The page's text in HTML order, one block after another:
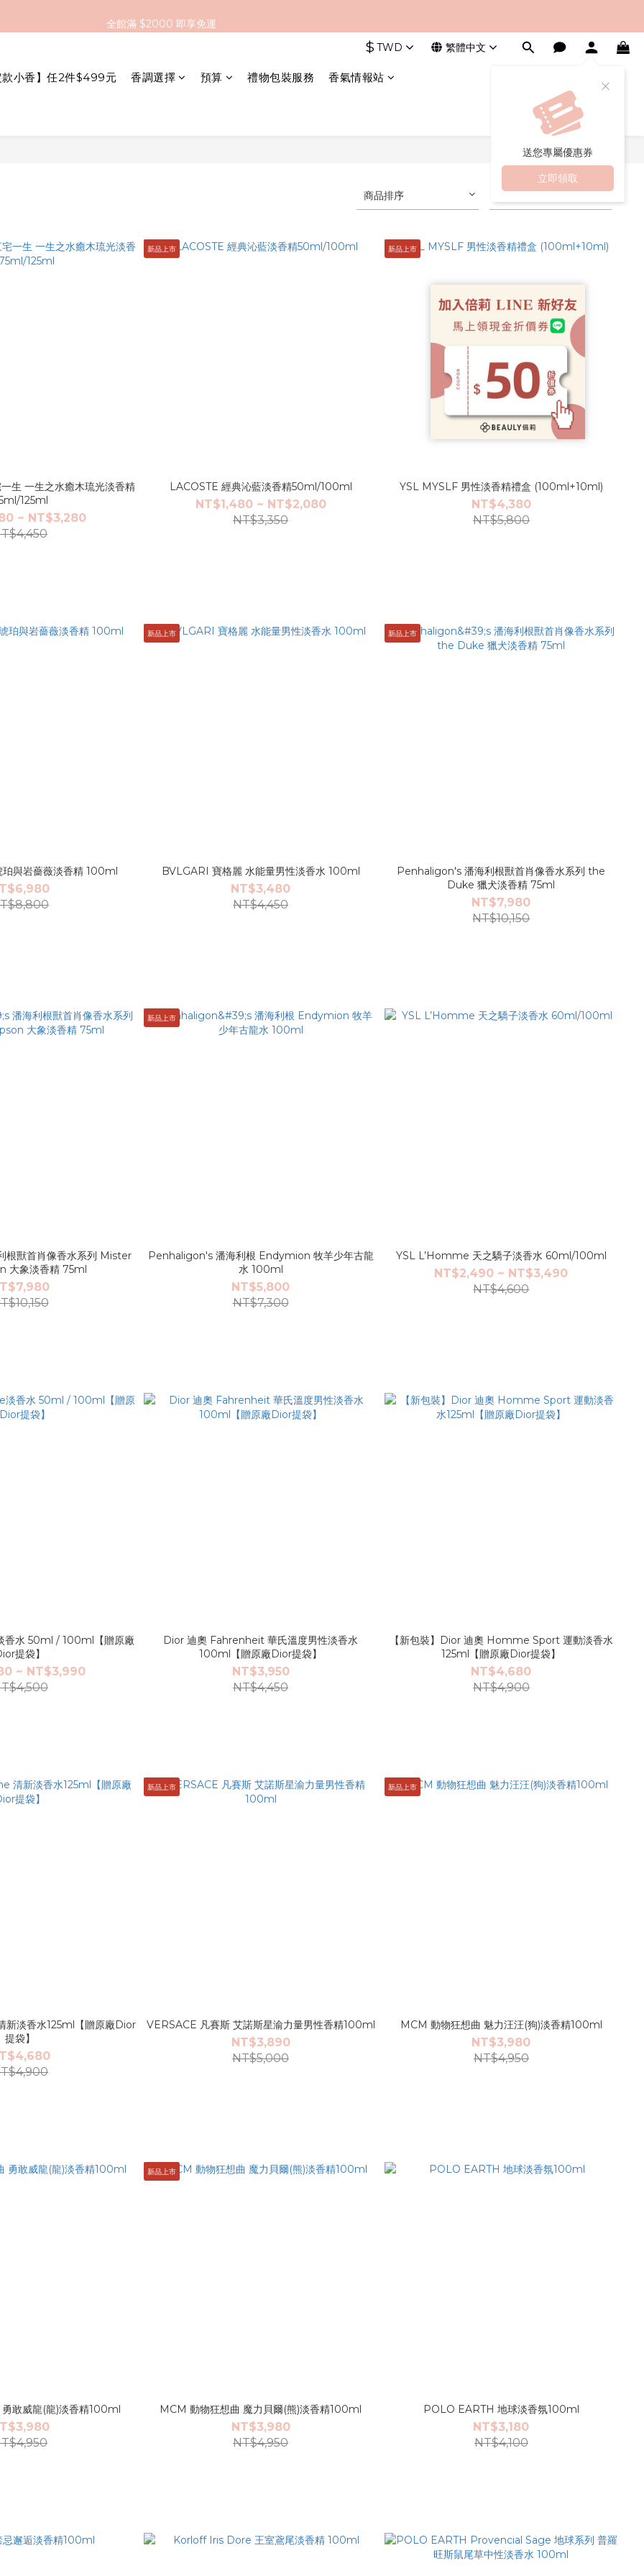
全館滿 $2000 即享免運
全館滿 $2000 即享免運
全館滿 $2000 即享免運
$ TWD 繁體中文
送您專屬優惠券
立即領取
款小香】任2件$499元 香調選擇 預算 禮物包裝服務 香氣情報站
商品排序 每頁顯示 24 個
生 一生之水癒木琉光淡香精
125ml
~ NT$3,280
新品上市
LACOSTE 經典沁藍淡香精50ml/100ml
NT$1,480 ~ NT$2,080
NT$3,350
新品上市
YSL MYSLF 男性淡香精禮盒 (100ml+10ml)
NT$4,380
NT$5,800
與岩薔薇淡香精 100ml
新品上市
BVLGARI 寶格麗 水能量男性淡香水 100ml
NT$3,480
NT$4,450
新品上市
Penhaligon's 潘海利根獸首肖像香水系列 the
Duke 獵犬淡香精 75ml
NT$7,980
NT$10,150
獸首肖像香水系列 Mister
大象淡香精 75ml
新品上市
Penhaligon's 潘海利根 Endymion 牧羊少年古龍
水 100ml
NT$5,800
NT$7,300
YSL L’Homme 天之驕子淡香水 60ml/100ml
NT$2,490 ~ NT$3,490
NT$4,600
水 50ml / 100ml【贈原廠
提袋】
~ NT$3,990
Dior 迪奧 Fahrenheit 華氏溫度男性淡香水
100ml【贈原廠Dior提袋】
NT$3,950
NT$4,450
【新包裝】Dior 迪奧 Homme Sport 運動淡香水
125ml【贈原廠Dior提袋】
NT$4,680
NT$4,900
淡香水125ml【贈原廠Dior
提袋】
新品上市
VERSACE 凡賽斯 艾諾斯星渝力量男性香精100ml
NT$3,890
NT$5,000
新品上市
MCM 動物狂想曲 魅力汪汪(狗)淡香精100ml
NT$3,980
NT$4,950
敢威龍(龍)淡香精100ml
新品上市
MCM 動物狂想曲 魔力貝爾(熊)淡香精100ml
NT$3,980
NT$4,950
POLO EARTH 地球淡香氛100ml
NT$3,180
NT$4,100